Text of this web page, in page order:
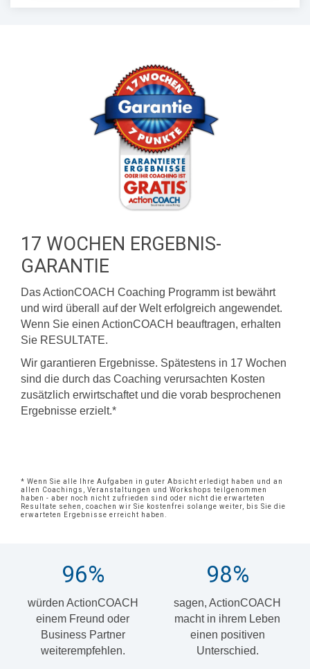
17 WOCHEN ERGEBNIS-
GARANTIE
Das ActionCOACH Coaching Programm ist bewährt
und wird überall auf der Welt erfolgreich angewendet.
Wenn Sie einen ActionCOACH beauftragen, erhalten
Sie RESULTATE.
Wir garantieren Ergebnisse. Spätestens in 17 Wochen
sind die durch das Coaching verursachten Kosten
zusätzlich erwirtschaftet und die vorab besprochenen
Ergebnisse erzielt.*
* Wenn Sie alle Ihre Aufgaben in guter Absicht erledigt haben und an
allen Coachings, Veranstaltungen und Workshops teilgenommen
haben - aber noch nicht zufrieden sind oder nicht die erwarteten
Resultate sehen, coachen wir Sie kostenfrei solange weiter, bis Sie die
erwarteten Ergebnisse erreicht haben.
96%
würden ActionCOACH
einem Freund oder
Business Partner
weiterempfehlen.
98%
sagen, ActionCOACH
macht in ihrem Leben
einen positiven
Unterschied.